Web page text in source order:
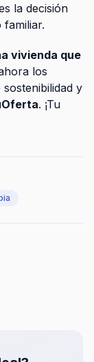
la decisión
familiar.
vivienda que
los
y
. ¡Tu